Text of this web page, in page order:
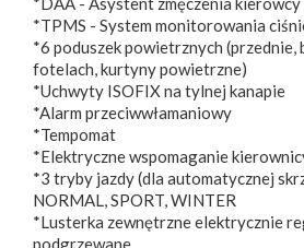
*TPMS - System monitorowania
*6 poduszek powietrznych (przednie,
fotelach, kurtyny powietrzne)
*Uchwyty ISOFIX na tylnej kanapie
*Alarm przeciwwłamaniowy
*Tempomat
*Elektryczne wspomaganie
*3 tryby jazdy (dla automatycznej
NORMAL, SPORT, WINTER
*Lusterka zewnętrzne elektrycznie
podgrzewane